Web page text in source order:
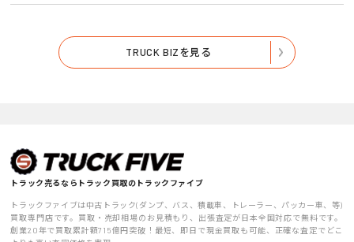
TRUCK BIZを見る
トラック売るならトラック買取のトラックファイブ
トラックファイブは中古トラック(ダンプ、バス、積載車、トレーラー、パッカー車、等)
買取専門店です。買取・売却相場のお見積もり、出張査定が日本全国対応で無料です。
創業20年で買取累計額715億円突破！最短、即日で現金買取も可能、正確な査定でどこ